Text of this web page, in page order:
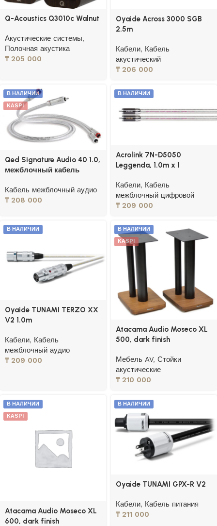
Q-Acoustics Q3010c Walnut
Акустические системы,
Полочная акустика
₸205 000
Oyaide Across 3000 SGB
2.5m
Кабели, Кабель
акустический
₸206 000
KASPI
В НАЛИЧИИ
Qed Signature Audio 40 1.0,
межблочный кабель
Кабель межблочный аудио
₸208 000
В НАЛИЧИИ
Acrolink 7N-D5050
Leggenda, 1.0m x 1
Кабели, Кабель
межблочный цифровой
₸209 000
В НАЛИЧИИ
Oyaide TUNAMI TERZO XX
V2 1.0m
Кабели, Кабель
межблочный аудио
₸209 000
KASPI
В НАЛИЧИИ
Atacama Audio Moseco XL
500, dark finish
Мебель AV, Стойки
акустические
₸210 000
KASPI
В НАЛИЧИИ
Atacama Audio Moseco XL
600, dark finish
В НАЛИЧИИ
Oyaide TUNAMI GPX-R V2
Кабели, Кабель питания
₸211 000